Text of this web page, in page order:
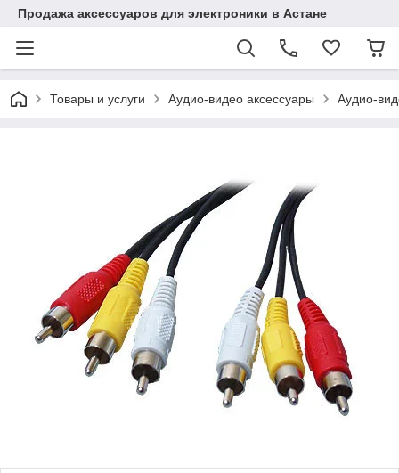
Продажа аксессуаров для электроники в Астане
Товары и услуги Аудио-видео аксессуары Аудио-